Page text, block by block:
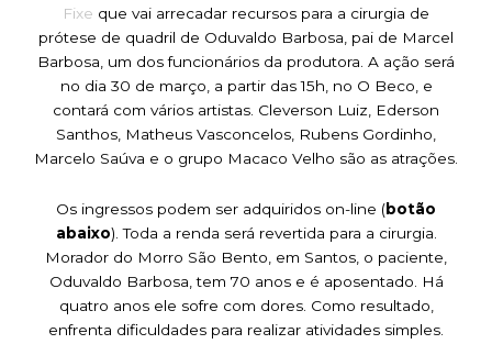
Fixe que vai arrecadar recursos para a cirurgia de
prótese de quadril de Oduvaldo Barbosa, pai de Marcel
Barbosa, um dos funcionários da produtora. A ação será
no dia 30 de março, a partir das 15h, no O Beco, e
contará com vários artistas. Cleverson Luiz, Ederson
Santhos, Matheus Vasconcelos, Rubens Gordinho,
Marcelo Saúva e o grupo Macaco Velho são as atrações.
Os ingressos podem ser adquiridos on-line (botão
abaixo). Toda a renda será revertida para a cirurgia.
Morador do Morro São Bento, em Santos, o paciente,
Oduvaldo Barbosa, tem 70 anos e é aposentado. Há
quatro anos ele sofre com dores. Como resultado,
enfrenta dificuldades para realizar atividades simples.